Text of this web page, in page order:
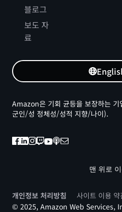
블로그
보도 자
료
맨 위로
Amazon은 기회 균등을 보장하는
군인/성 정체성/성적 지향/나이).
개인정보 처리방침 사이트 이용 약
© 2025, Amazon Web Services,